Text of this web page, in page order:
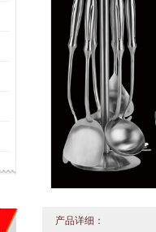
产品详细：